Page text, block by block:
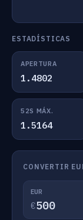
ESTADÍSTICAS
APERTURA
1.4802
52S MÁX.
1.5164
CONVERTIR
EUR
€